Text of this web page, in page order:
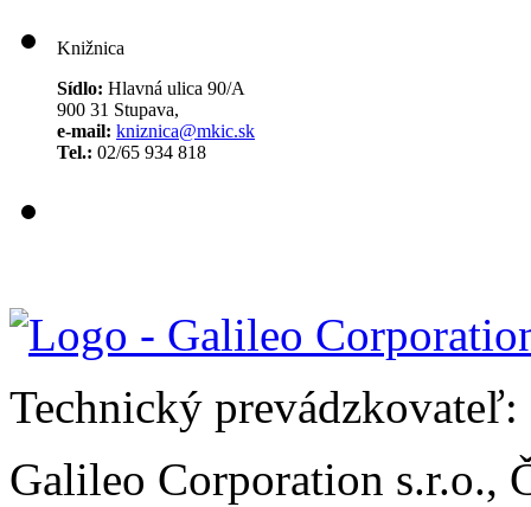
Knižnica
Sídlo: Hlavná ulica 90/A
900 31 Stupava,
e-mail: kniznica@mkic.sk
Tel.: 02/65 934 818
Technický prevádzkovateľ:
Galileo Corporation s.r.o.,